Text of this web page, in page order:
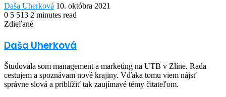
Daša Uherková Send
an
10. októbra 2021
0 5 513 2 minutes read
Facebook
Twitter
LinkedIn
Share
Email
Print
Zdieľané
via
Email
Daša Uherková
Študovala som management a marketing na UTB v Zlíne. Rada
cestujem a spoznávam nové krajiny. Vďaka tomu viem nájsť
správne slová a priblížiť tak zaujímavé témy čitateľom.